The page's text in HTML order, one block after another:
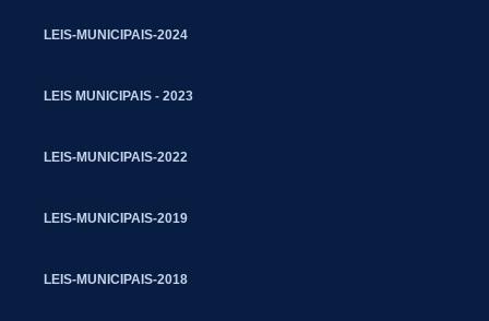
LEIS-MUNICIPAIS-2024
LEIS MUNICIPAIS - 2023
LEIS-MUNICIPAIS-2022
LEIS-MUNICIPAIS-2019
LEIS-MUNICIPAIS-2018